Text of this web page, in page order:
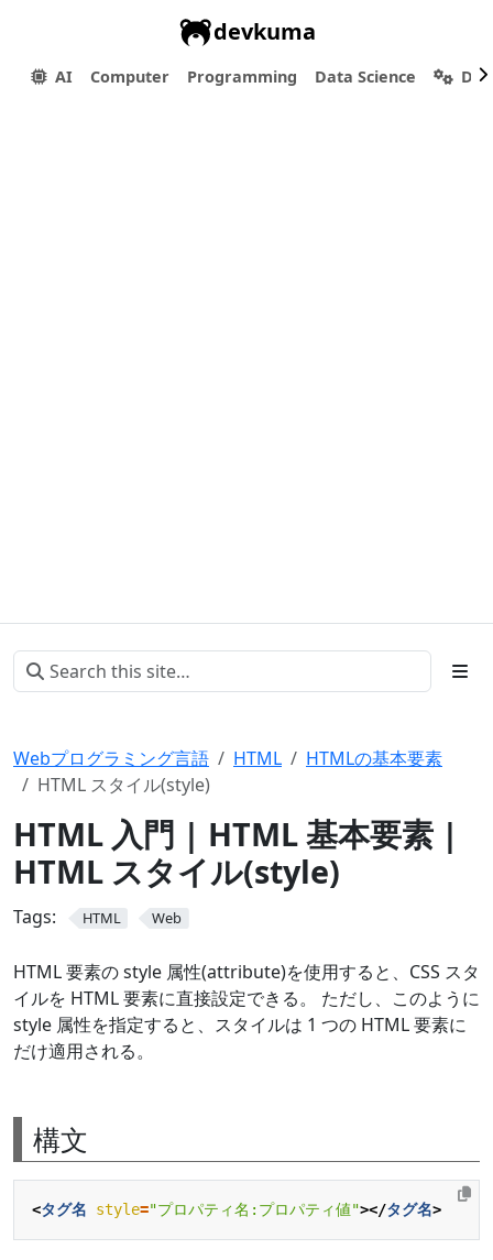
devkuma
AI Computer Programming Data Science
Webプログラミング言語 HTML
HTMLの基本要素
HTML スタイル(style)
HTML 入門 | HTML 基本要素 |
HTML スタイル(style)
Tags: HTML Web
HTML 要素の style 属性(attribute)を使用すると、CSS スタ
イルを HTML 要素に直接設定できる。 ただし、このように
style 属性を指定すると、スタイルは 1 つの HTML 要素に
だけ適用される。
構文
<タグ名 style="プロパティ名:プロパティ値"></タグ名>